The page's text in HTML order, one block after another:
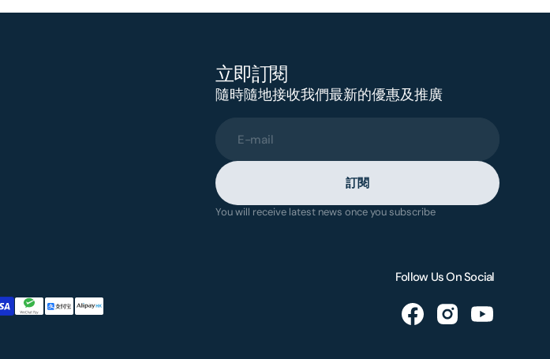
立即訂閱
隨時隨地接收我們最新的優惠及推廣
E-mail
訂閱
You will receive latest news once you subscribe
Follow Us On Social